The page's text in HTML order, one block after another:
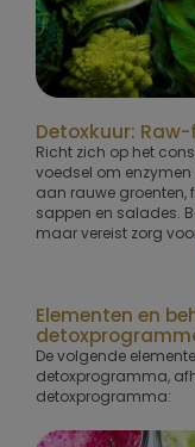
Detoxkuur:
Richt zich op het
voedsel om
aan rauwe groenten,
sappen en salades.
maar vereist zorg
Elementen en
De volgende
detoxprogramma,
detoxprogramma: